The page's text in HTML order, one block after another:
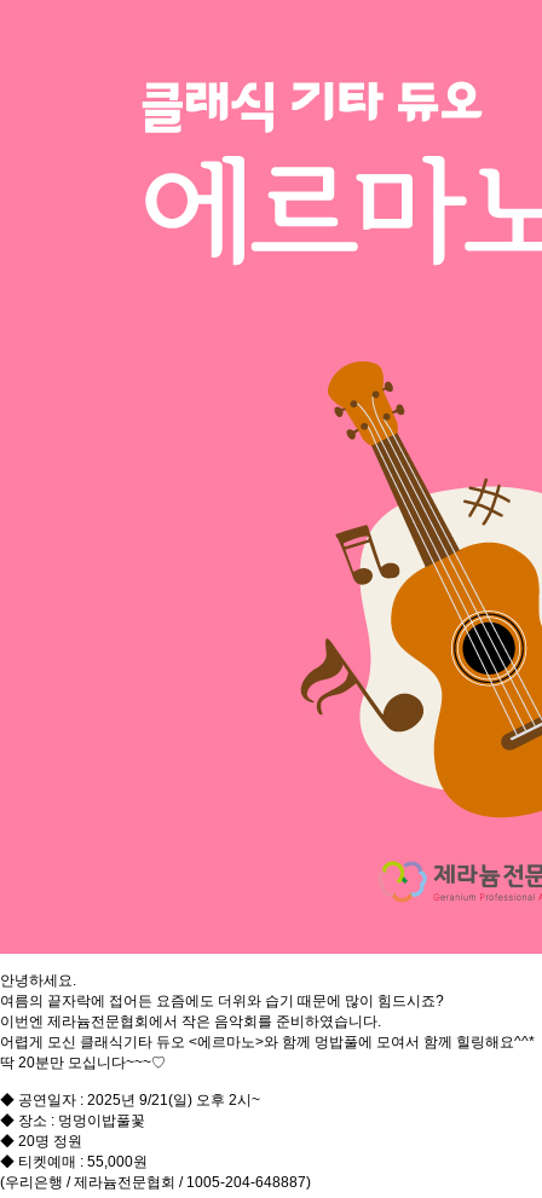
안녕하세요.
여름의 끝자락에 접어든 요즘에도 더위와 습기 때문에 많이 힘드시죠?
이번엔 제라늄전문협회에서 작은 음악회를 준비하였습니다.
어렵게 모신 클래식기타 듀오 <에르마노>와 함께 멍밥풀에 모여서 함께 힐링해요^^*
딱 20분만 모십니다~~~♡
◆ 공연일자 : 2025년 9/21(일) 오후 2시~
◆ 장소 : 멍멍이밥풀꽃
◆ 20명 정원
◆ 티켓예매 : 55,000원
(우리은행 / 제라늄전문협회 / 1005-204-648887)